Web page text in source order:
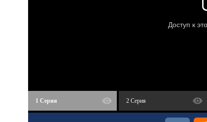
1 Серия 2 Серия